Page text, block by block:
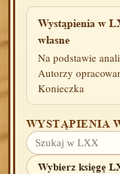
Wystąpienia w
własne
Na podstawie
Autorzy
Konieczka
WYSTĄPIENIA